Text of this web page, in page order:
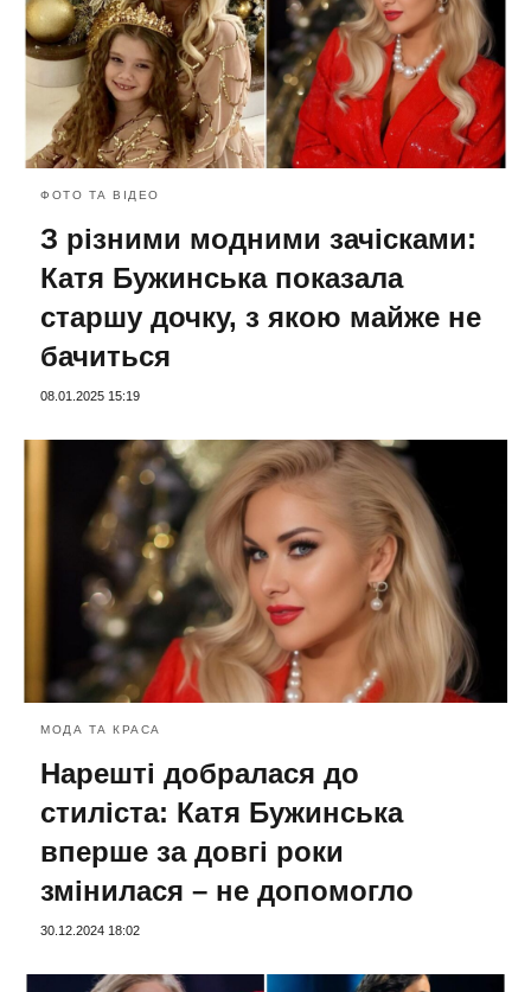
ФОТО ТА ВІДЕО
З різними модними зачісками:
Катя Бужинська показала
старшу дочку, з якою майже не
бачиться
08.01.2025 15:19
МОДА ТА КРАСА
Нарешті добралася до
стиліста: Катя Бужинська
вперше за довгі роки
змінилася – не допомогло
30.12.2024 18:02